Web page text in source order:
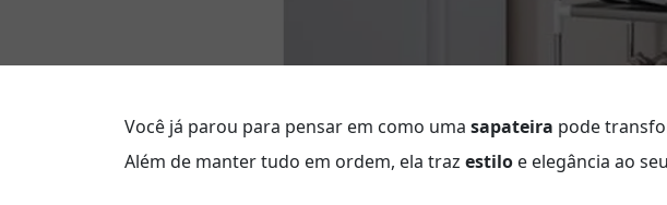
Você já parou para pensar em como uma sapateira pode
Além de manter tudo em ordem, ela traz estilo e elegância ao